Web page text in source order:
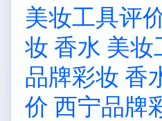
美妆工具评
妆 香水 美妆
品牌彩妆 香
价 西宁品牌